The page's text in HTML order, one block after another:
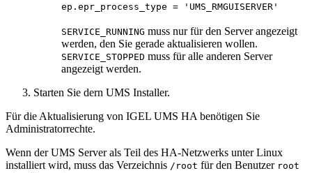
ep.epr_process_type = 'UMS_RMGUISERVER'
SERVICE_RUNNING muss nur für den Server angezeigt
werden, den Sie gerade aktualisieren wollen.
SERVICE_STOPPED muss für alle anderen Server
angezeigt werden.
Starten Sie dern UMS Installer.
Für die Aktualisierung von IGEL UMS HA benötigen Sie
Administratorrechte.
Wenn der UMS Server als Teil des HA-Netzwerks unter Linux
installiert wird, muss das Verzeichnis /root für den Benutzer root